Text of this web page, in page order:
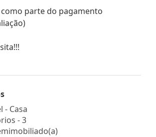
parte do pagamento
- Casa
- 3